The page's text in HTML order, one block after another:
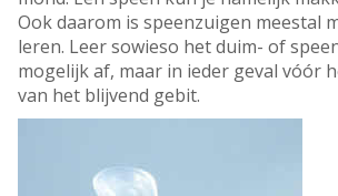
Ook daarom is speenzuigen meestal
leren. Leer sowieso het duim- of
mogelijk af, maar in ieder geval vóór
van het blijvend gebit.